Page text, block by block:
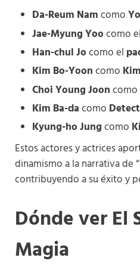
Da-Reum Namcomo
Jae-Myung Yoocomo el
Han-chul Jocomo el
Kim Bo-Yooncomo
Choi Young Jooncomo
Kim Ba-dacomo
Kyung-ho Jungcomo
Estos actores y actrices
dinamismo a la narrativa de
contribuyendo a su éxito y
Dónde ver El
Magia